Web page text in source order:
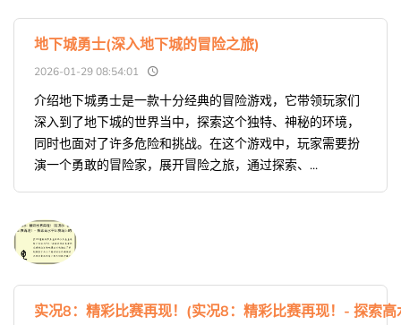
地下城勇士(深入地下城的冒险之旅)
2026-01-29 08:54:01
介绍地下城勇士是一款十分经典的冒险游戏，它带领玩家们
深入到了地下城的世界当中，探索这个独特、神秘的环境，
同时也面对了许多危险和挑战。在这个游戏中，玩家需要扮
演一个勇敢的冒险家，展开冒险之旅，通过探索、...
实况8：精彩比赛再现！(实况8：精彩比赛再现！- 探索